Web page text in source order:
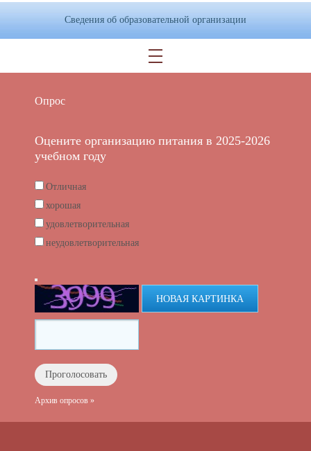
Сведения об образовательной организации
Опрос
Оцените организацию питания в 2025-2026
учебном году
Отличная
хорошая
удовлетворительная
неудовлетворительная
НОВАЯ КАРТИНКА
Архив опросов »